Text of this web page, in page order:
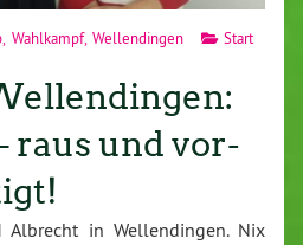
, Wahlkampf, Wellendingen
Start
raus und vor-
in Wellendingen. Nix